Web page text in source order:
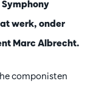
werk, onder
Marc Albrecht.
componisten